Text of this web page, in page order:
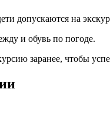
допускаются на
и обувь по погоде.
заранее, чтобы